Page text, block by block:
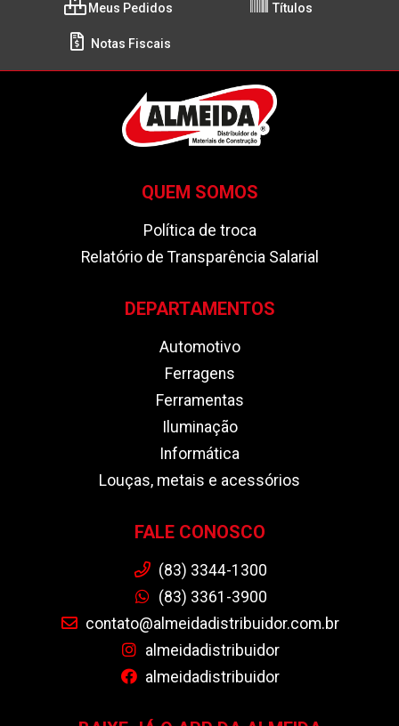
Meus Pedidos Títulos
Notas Fiscais
QUEM SOMOS
Política de troca
Relatório de Transparência Salarial
DEPARTAMENTOS
Automotivo
Ferragens
Ferramentas
Iluminação
Informática
Louças, metais e acessórios
FALE CONOSCO
(83) 3344-1300
(83) 3361-3900
contato@almeidadistribuidor.com.br
almeidadistribuidor
almeidadistribuidor